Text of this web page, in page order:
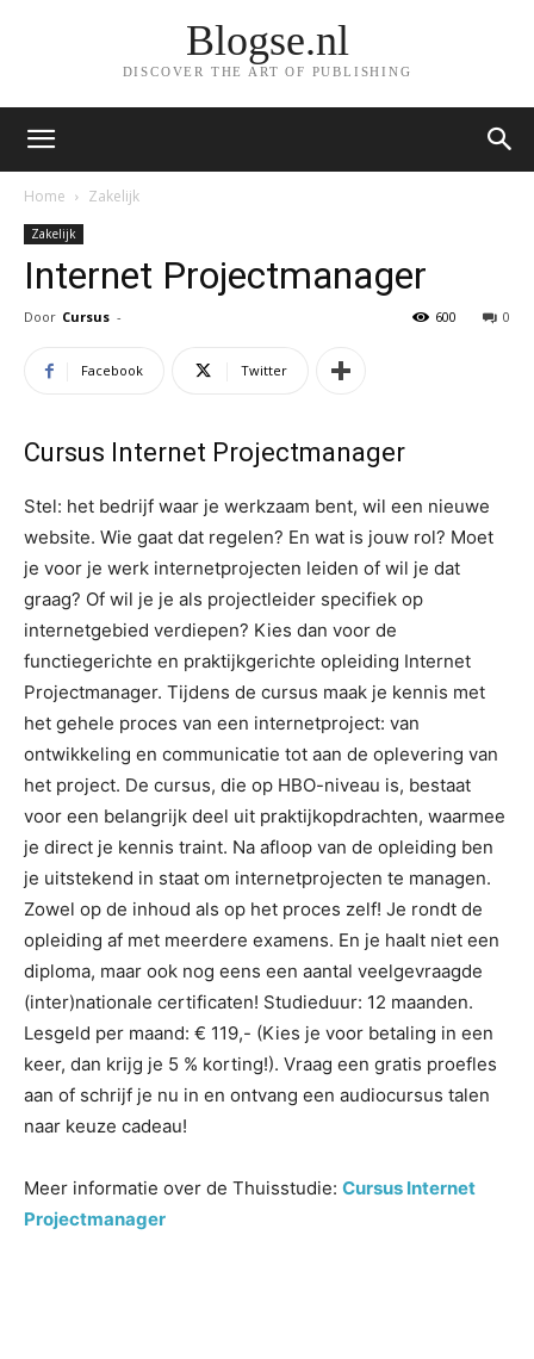
Blogse.nl
DISCOVER THE ART OF PUBLISHING
Home Zakelijk
Zakelijk
Internet Projectmanager
Door Cursus - 0
600
Facebook Twitter
Cursus Internet Projectmanager
Stel: het bedrijf waar je werkzaam bent, wil een nieuwe
website. Wie gaat dat regelen? En wat is jouw rol? Moet
je voor je werk internetprojecten leiden of wil je dat
graag? Of wil je je als projectleider specifiek op
internetgebied verdiepen? Kies dan voor de
functiegerichte en praktijkgerichte opleiding Internet
Projectmanager. Tijdens de cursus maak je kennis met
het gehele proces van een internetproject: van
ontwikkeling en communicatie tot aan de oplevering van
het project. De cursus, die op HBO-niveau is, bestaat
voor een belangrijk deel uit praktijkopdrachten, waarmee
je direct je kennis traint. Na afloop van de opleiding ben
je uitstekend in staat om internetprojecten te managen.
Zowel op de inhoud als op het proces zelf! Je rondt de
opleiding af met meerdere examens. En je haalt niet een
diploma, maar ook nog eens een aantal veelgevraagde
(inter)nationale certificaten! Studieduur: 12 maanden.
Lesgeld per maand: € 119,- (Kies je voor betaling in een
keer, dan krijg je 5 % korting!). Vraag een gratis proefles
aan of schrijf je nu in en ontvang een audiocursus talen
naar keuze cadeau!
Meer informatie over de Thuisstudie: Cursus Internet
Projectmanager